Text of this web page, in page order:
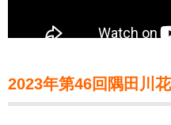
2023年第46回隅田川